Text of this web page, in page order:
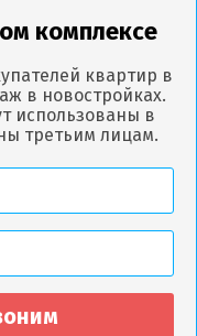
комплексе
квартир в
в новостройках.
использованы в
третьим лицам.